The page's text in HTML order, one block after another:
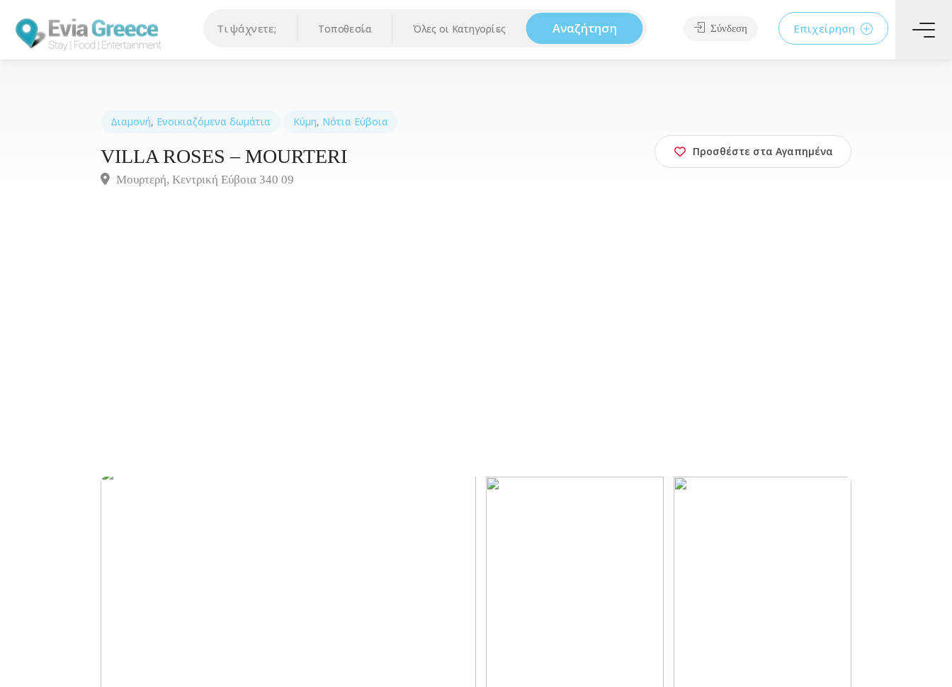
Τοποθεσία Όλες οι Κατηγορίες Αναζήτηση Σύνδεση Επιχείρηση
Διαμονή, Ενοικιαζόμενα δωμάτια Κύμη, Νότια Εύβοια
VILLA ROSES – MOURTERI
Μουρτερή, Κεντρική Eύβοια 340 09
Προσθέστε στα Αγαπημένα